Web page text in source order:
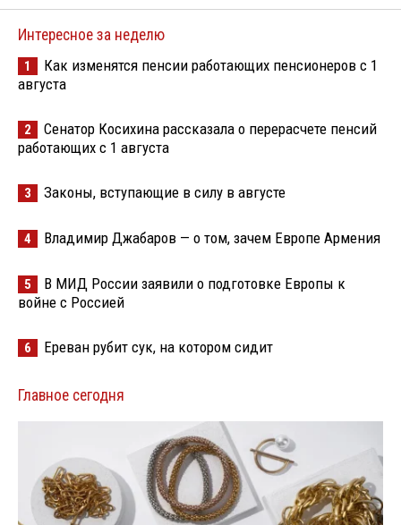
Интересное за неделю
1
Как изменятся пенсии работающих пенсионеров с 1
августа
2
Сенатор Косихина рассказала о перерасчете пенсий
работающих с 1 августа
3 Законы, вступающие в силу в августе
4 Владимир Джабаров — о том, зачем Европе Армения
5
В МИД России заявили о подготовке Европы к
войне с Россией
6 Ереван рубит сук, на котором сидит
Главное сегодня